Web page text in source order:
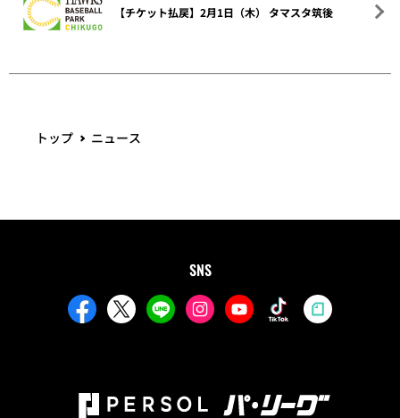
【チケット払戻】2月1日（木） タマスタ筑後
トップ ニュース
SNS